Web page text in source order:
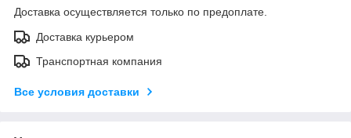
Доставка осуществляется только по предоплате.
Доставка курьером
Транспортная компания
Все условия доставки